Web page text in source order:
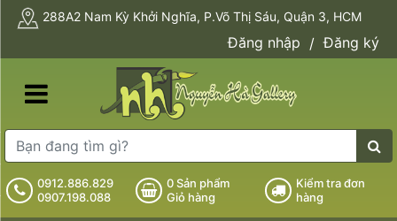
288A2 Nam Kỳ Khởi Nghĩa, P.Võ Thị Sáu, Quận 3, HCM
Đăng nhập / Đăng ký
0912.886.829
0907.198.088
0Sản phẩm
Giỏ hàng
Kiểm tra đơn
hàng